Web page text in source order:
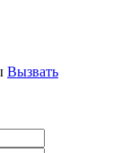
Вызвать